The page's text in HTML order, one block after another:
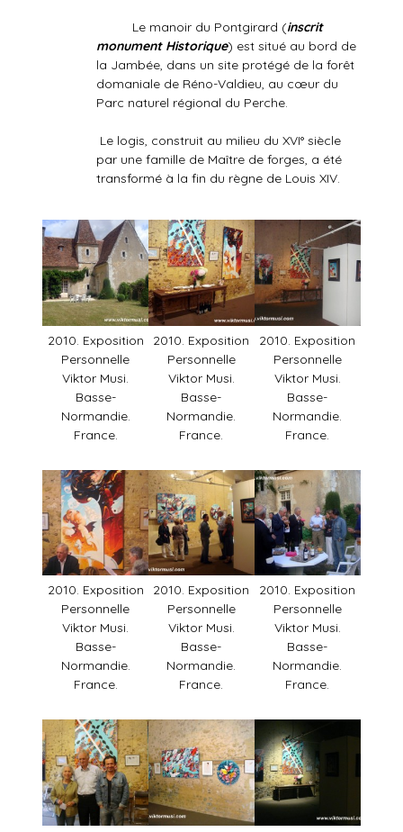
Le manoir du Pontgirard (inscrit
monument Historique) est situé au bord de
la Jambée, dans un site protégé de la forêt
domaniale de Réno-Valdieu, au cœur du
Parc naturel régional du Perche.
Le logis, construit au milieu du XVI° siècle
par une famille de Maître de forges, a été
transformé à la fin du règne de Louis XIV.
2010. Exposition
Personnelle
Viktor Musi.
Basse-
Normandie.
France.
2010. Exposition
Personnelle
Viktor Musi.
Basse-
Normandie.
France.
2010. Exposition
Personnelle
Viktor Musi.
Basse-
Normandie.
France.
2010. Exposition
Personnelle
Viktor Musi.
Basse-
Normandie.
France.
2010. Exposition
Personnelle
Viktor Musi.
Basse-
Normandie.
France.
2010. Exposition
Personnelle
Viktor Musi.
Basse-
Normandie.
France.